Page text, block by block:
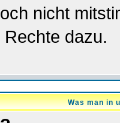
nicht
dazu.
Was man in